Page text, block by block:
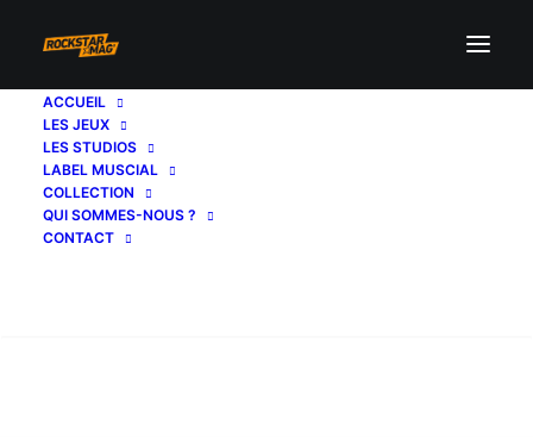
ACCUEIL
LES JEUX
LES STUDIOS
LABEL MUSCIAL
COLLECTION
QUI SOMMES-NOUS ?
CONTACT